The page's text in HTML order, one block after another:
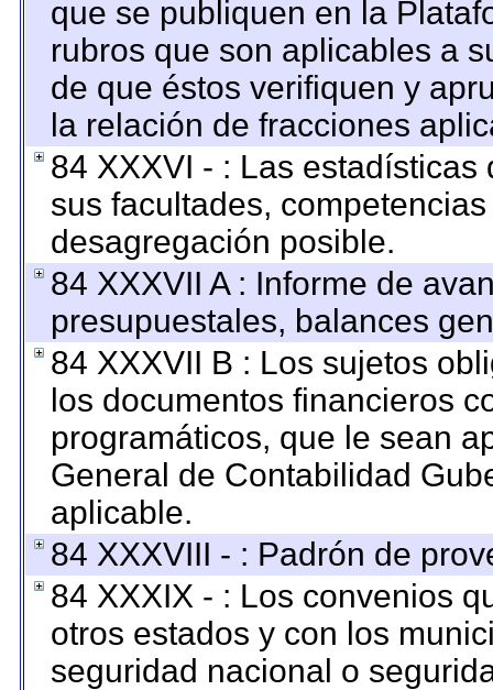
que se publiquen en la
rubros que son aplicables a
de que éstos verifiquen y
la relación de fracciones
84 XXXVI - : Las
sus facultades,
desagregación posible.
84 XXXVII A : Informe de
presupuestales, balances
84 XXXVII B : Los sujetos
los documentos financieros
programáticos, que le sean
General de Contabilidad
aplicable.
84 XXXVIII - : Padrón de
84 XXXIX - : Los convenios
otros estados y con los
seguridad nacional o